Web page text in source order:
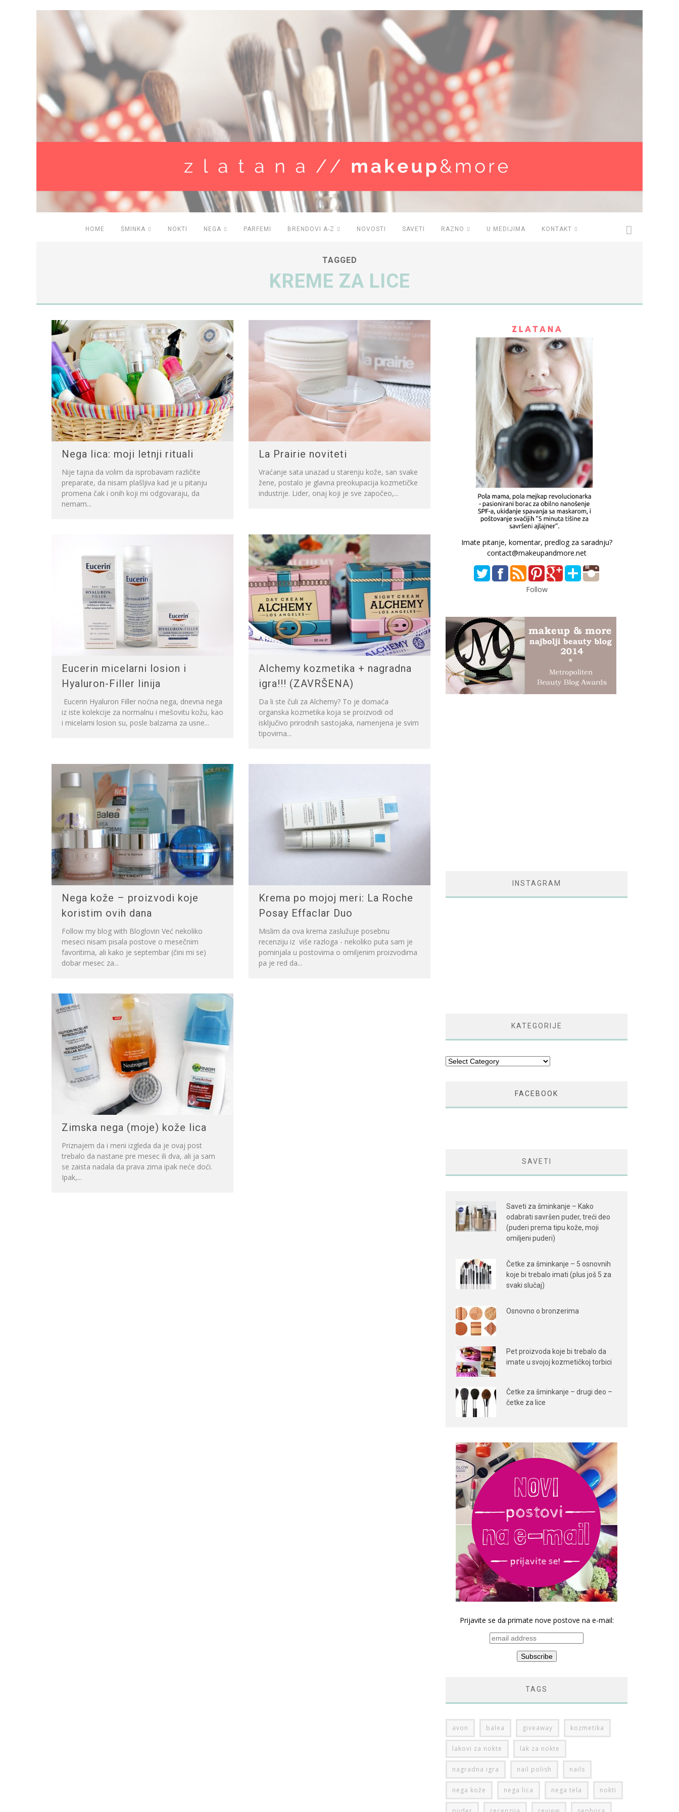
HOME ŠMINKA NOKTI NEGA PARFEMI BRENDOVI A-Z NOVOSTI SAVETI RAZNO U MEDIJIMA KONTAKT
TAGGED
KREME ZA LICE
Nega lica: moji letnji rituali
Nije tajna da volim da isprobavam različite
preparate, da nisam plašljiva kad je u pitanju
promena čak i onih koji mi odgovaraju, da
nemam...
La Prairie noviteti
Vraćanje sata unazad u starenju kože, san svake
žene, postalo je glavna preokupacija kozmetičke
industrije. Lider, onaj koji je sve započeo,...
Eucerin micelarni losion i
Hyaluron-Filler linija
Eucerin Hyaluron Filler noćna nega, dnevna nega
iz iste kolekcije za normalnu i mešovitu kožu, kao
i micelarni losion su, posle balzama za usne...
Alchemy kozmetika + nagradna
igra!!! (ZAVRŠENA)
Da li ste čuli za Alchemy? To je domaća
organska kozmetika koja se proizvodi od
isključivo prirodnih sastojaka, namenjena je svim
tipovima...
Nega kože – proizvodi koje
koristim ovih dana
Follow my blog with Bloglovin Već nekoliko
meseci nisam pisala postove o mesečnim
favoritima, ali kako je septembar (čini mi se)
dobar mesec za...
Krema po mojoj meri: La Roche
Posay Effaclar Duo
Mislim da ova krema zaslužuje posebnu
recenziju iz više razloga - nekoliko puta sam je
pominjala u postovima o omiljenim proizvodima
pa je red da...
Zimska nega (moje) kože lica
Priznajem da i meni izgleda da je ovaj post
trebalo da nastane pre mesec ili dva, ali ja sam
se zaista nadala da prava zima ipak neće doći.
Ipak,...
Imate pitanje, komentar, predlog za saradnju?
contact@makeupandmore.net
Follow
INSTAGRAM
KATEGORIJE
Kategorije
FACEBOOK
SAVETI
Saveti za šminkanje – Kako
odabrati savršen puder, treći deo
(puderi prema tipu kože, moji
omiljeni puderi)
Četke za šminkanje – 5 osnovnih
koje bi trebalo imati (plus još 5 za
svaki slučaj)
Osnovno o bronzerima
Pet proizvoda koje bi trebalo da
imate u svojoj kozmetičkoj torbici
Četke za šminkanje – drugi deo –
četke za lice
Prijavite se da primate nove postove na e-mail:
TAGS
avon balea giveaway kozmetika
lakovi za nokte lak za nokte
nagradna igra nail polish nails
nega kože nega lica nega tela nokti